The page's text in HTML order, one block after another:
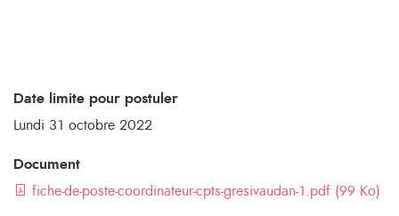
Date limite pour postuler
Lundi 31 octobre 2022
Document
fiche-de-poste-coordinateur-cpts-gresivaudan-1.pdf (99 Ko)